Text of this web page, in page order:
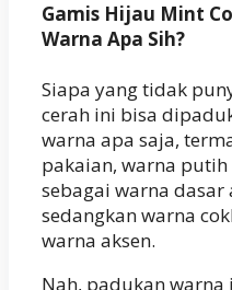
Gamis Hijau Mint
Warna Apa Sih?
Siapa yang tidak
cerah ini bisa
warna apa saja,
pakaian, warna
sebagai warna
sedangkan warna
warna aksen.
Nah, padukan warna